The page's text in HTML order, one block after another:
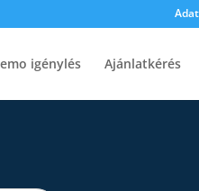
igénylés Ajánlatkérés